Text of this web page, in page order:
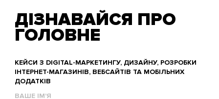
ДІЗНАВАЙСЯ ПРО
ГОЛОВНЕ
КЕЙСИ З DIGITAL-МАРКЕТИНГУ, ДИЗАЙНУ, РОЗРОБКИ
ІНТЕРНЕТ-МАГАЗИНІВ, ВЕБСАЙТІВ ТА МОБІЛЬНИХ
ДОДАТКІВ